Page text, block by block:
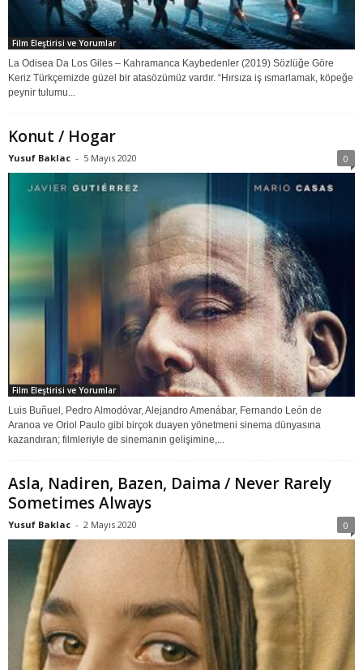
Film Eleştirisi ve Yorumlar
La Odisea Da Los Giles – Kahramanca Kaybedenler (2019) Sözlüğe Göre
Keriz Türkçemizde güzel bir atasözümüz vardır. “Hırsıza iş ısmarlamak, köpeğe
peynir tulumu...
Konut / Hogar
Yusuf Baklac - 5 Mayıs 2020 0
Film Eleştirisi ve Yorumlar
Luis Buñuel, Pedro Almodóvar, Alejandro Amenábar, Fernando León de
Aranoa ve Oriol Paulo gibi birçok duayen yönetmeni sinema dünyasına
kazandıran; filmleriyle de sinemanın gelişimine,...
Asla, Nadiren, Bazen, Daima / Never Rarely
Sometimes Always
Yusuf Baklac - 2 Mayıs 2020 0